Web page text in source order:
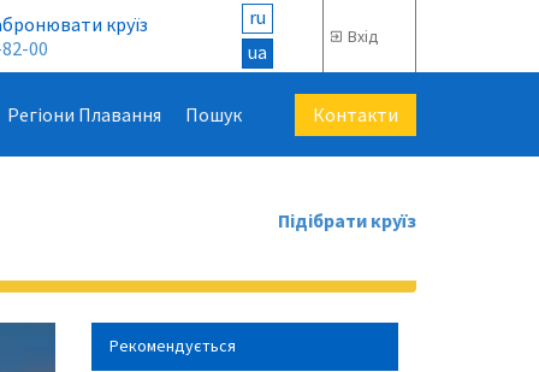
круїз
00
ru
ua
Вхід
Регіони Плавання Пошук Контакти
Підібрати круїз
Рекомендується